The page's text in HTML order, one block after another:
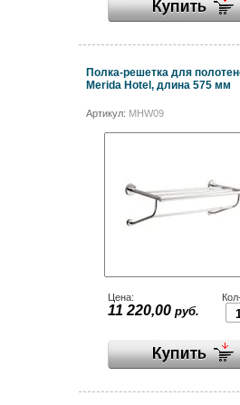
Полка-решетка для
Merida Hotel, длина 575 мм
Артикул: MHW09
Цена:
11 220,00 руб.